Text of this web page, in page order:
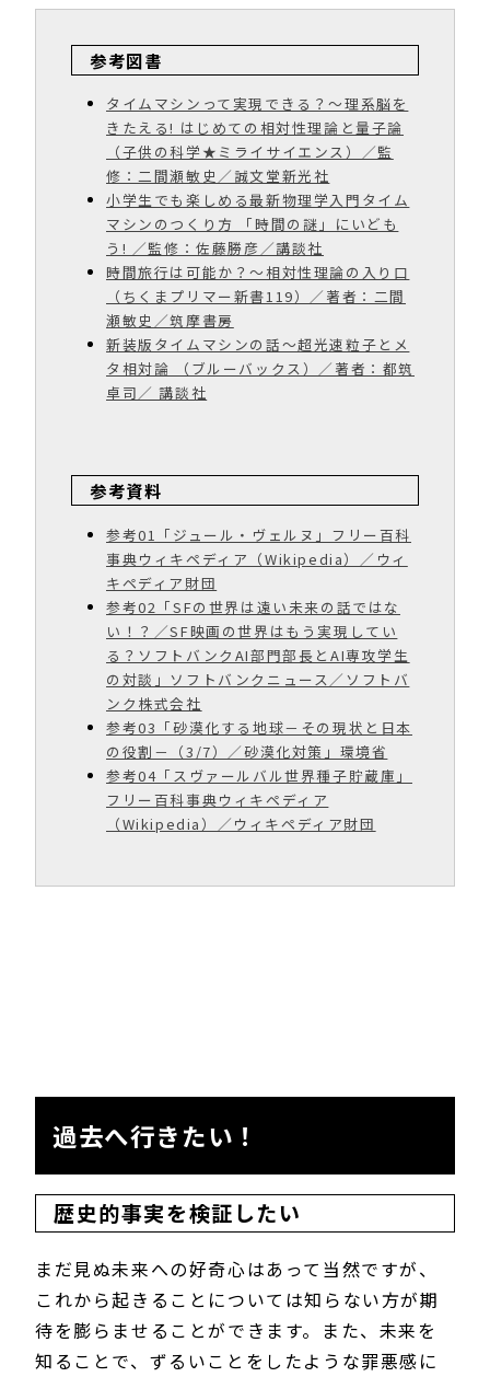
参考図書
タイムマシンって実現できる？〜理系脳を
きたえる! はじめての相対性理論と量子論
（子供の科学★ミライサイエンス）／監
修：二間瀬敏史／誠文堂新光社
小学生でも楽しめる最新物理学入門タイム
マシンのつくり方 「時間の謎」にいども
う! ／監修：佐藤勝彦／講談社
時間旅行は可能か？〜相対性理論の入り口
（ちくまプリマー新書119）／著者：二間
瀬敏史／筑摩書房
新装版タイムマシンの話〜超光速粒子とメ
タ相対論 （ブルーバックス）／著者：都筑
卓司／ 講談社
参考資料
参考01「ジュール・ヴェルヌ」フリー百科
事典ウィキペディア（Wikipedia）／ウィ
キペディア財団
参考02「SFの世界は遠い未来の話ではな
い！？／SF映画の世界はもう実現してい
る？ソフトバンクAI部門部長とAI専攻学生
の対談」ソフトバンクニュース／ソフトバ
ンク株式会社
参考03「砂漠化する地球－その現状と日本
の役割－（3/7）／砂漠化対策」環境省
参考04「スヴァールバル世界種子貯蔵庫」
フリー百科事典ウィキペディア
（Wikipedia）／ウィキペディア財団
過去へ行きたい！
歴史的事実を検証したい
まだ見ぬ未来への好奇心はあって当然ですが、
これから起きることについては知らない方が期
待を膨らませることができます。また、未来を
知ることで、ずるいことをしたような罪悪感に